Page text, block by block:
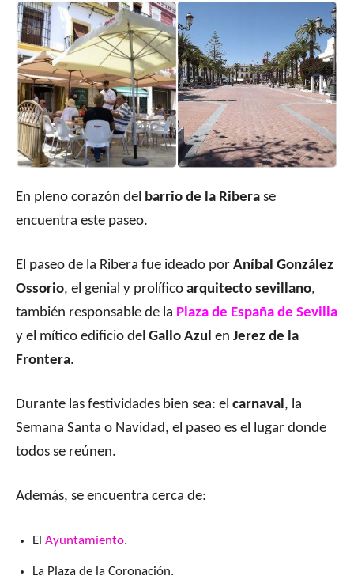
En pleno corazón del barrio de la Ribera se
encuentra este paseo.
El paseo de la Ribera fue ideado por Aníbal González
Ossorio, el genial y prolífico arquitecto sevillano,
también responsable de la Plaza de España de Sevilla
y el mítico edificio del Gallo Azul en Jerez de la
Frontera.
Durante las festividades bien sea: el carnaval , la
Semana Santa o Navidad, el paseo es el lugar donde
todos se reúnen.
Además, se encuentra cerca de:
El Ayuntamiento.
La Plaza de la Coronación.